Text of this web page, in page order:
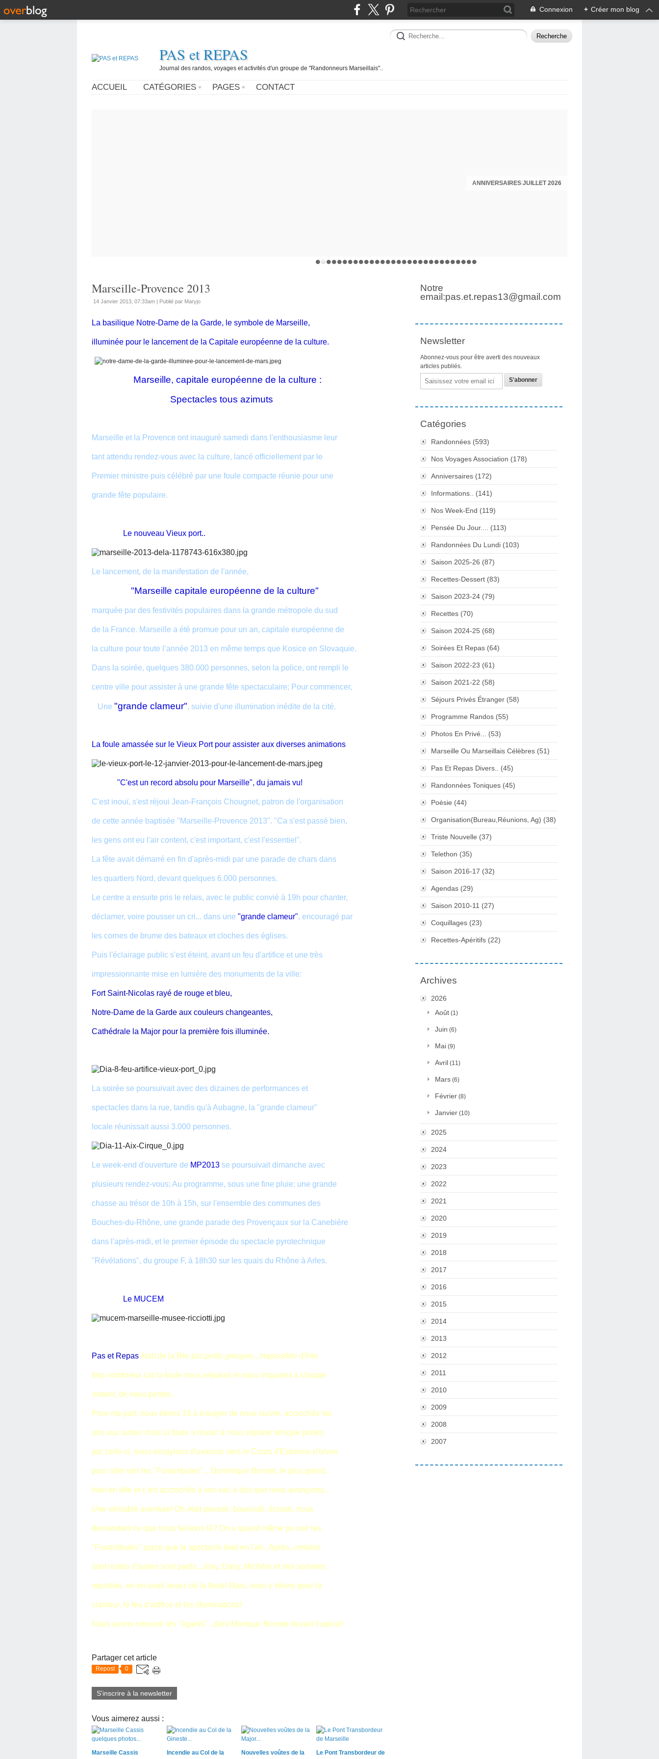
Connexion + Créer mon blog
PAS et REPAS
Journal des randos, voyages et activités d'un groupe de "Randonneurs Marseillais"..
ACCUEIL CATÉGORIES PAGES CONTACT
ANNIVERSAIRES JUILLET 2026
Marseille-Provence 2013
14 Janvier 2013, 07:33am | Publié par Maryjo
La basilique Notre-Dame de la Garde, le symbole de Marseille,
illuminée pour le lancement de la Capitale européenne de la culture.
Marseille, capitale européenne de la culture :
Spectacles tous azimuts
Marseille et la Provence ont inauguré samedi dans l'enthousiasme leur
tant attendu rendez-vous avec la culture, lancé officiellement par le
Premier ministre puis célébré par une foule compacte réunie pour une
grande fête populaire.
Le nouveau Vieux port..
Le lancement, de la manifestation de l'année,
"Marseille capitale européenne de la culture"
marquée par des festivités populaires dans la grande métropole du sud
de la France. Marseille a été promue pour un an, capitale européenne de
la culture pour toute l’année 2013 en même temps que Kosice en Slovaquie.
Dans la soirée, quelques 380.000 personnes, selon la police, ont rempli le
centre ville pour assister à une grande fête spectaculaire; Pour commencer,
Une "grande clameur", suivie d'une illumination inédite de la cité.
La foule amassée sur le Vieux Port pour assister aux diverses animations
"C'est un record absolu pour Marseille", du jamais vu!
C'est inouï, s'est réjoui Jean-François Chougnet, patron de l'organisation
de cette année baptisée "Marseille-Provence 2013". "Ca s'est passé bien,
les gens ont eu l'air content, c'est important, c'est l'essentiel".
La fête avait démarré en fin d'après-midi par une parade de chars dans
les quartiers Nord, devant quelques 6.000 personnes.
Le centre a ensuite pris le relais, avec le public convié à 19h pour chanter,
déclamer, voire pousser un cri... dans une "grande clameur", encouragé par
les cornes de brume des bateaux et cloches des églises.
Puis l'éclairage public s'est éteint, avant un feu d'artifice et une très
impressionnante mise en lumière des monuments de la ville:
Fort Saint-Nicolas rayé de rouge et bleu,
Notre-Dame de la Garde aux couleurs changeantes,
Cathédrale la Major pour la première fois illuminée.
La soirée se poursuivait avec des dizaines de performances et
spectacles dans la rue, tandis qu'à Aubagne, la "grande clameur"
locale réunissait aussi 3.000 personnes.
Le week-end d'ouverture de MP2013 se poursuivait dimanche avec
plusieurs rendez-vous; Au programme, sous une fine pluie: une grande
chasse au trésor de 10h à 15h, sur l'ensemble des communes des
Bouches-du-Rhône, une grande parade des Provençaux sur la Canebière
dans l'après-midi, et le premier épisode du spectacle pyrotechnique
"Révélations", du groupe F, à 18h30 sur les quais du Rhône à Arles.
Le MUCEM
Pas et Repas était de la fête par petits groupes...impossible d'être
trop nombreux car la foule nous séparait et nous risquions à chaque
instant, de nous perdre...
Pour ma part, nous étions 16 à essayer de nous suivre, accrochés les
uns aux autres mais la foule a réussi à nous séparer lorsque portés
par celle-ci, nous essayions d'avancer vers le Cours d'Estienne d'orves
pour aller voir les "Funambules"... Dominique Bonnet, le plus grand,
était en tête et c'est accrochés à son sac à dos que nous avançions...
Une véritable aventure! On était poussé, bousculé, écrasé, nous
demandant ce que nous faisions là? On a quand même pu voir les
"Funambules" parce que le spectacle était en l'air...Après, certains
sont restés d'autres sont partis...Josy, Dany, Michèle et moi sommes
reparties, on en avait assez de la foule! Mais, nous y étions pour la
clameur, le feu d'artifice et les illuminations!
Nous avons retrouvé les "égarés"...dont Monique Bonnet devant l'opéra!!
Partager cet article
Repost 0
S'inscrire à la newsletter
Vous aimerez aussi :
Marseille Cassis
Incendie au Col de la
Nouvelles voûtes de la
Le Pont Transbordeur de
Notre
email:pas.et.repas13@gmail.com
Newsletter
Abonnez-vous pour être averti des nouveaux
articles publiés.
Email
Catégories
Randonnées (593)
Nos Voyages Association (178)
Anniversaires (172)
Informations.. (141)
Nos Week-End (119)
Pensée Du Jour.... (113)
Randonnées Du Lundi (103)
Saison 2025-26 (87)
Recettes-Dessert (83)
Saison 2023-24 (79)
Recettes (70)
Saison 2024-25 (68)
Soirées Et Repas (64)
Saison 2022-23 (61)
Saison 2021-22 (58)
Séjours Privés Étranger (58)
Programme Randos (55)
Photos En Privé... (53)
Marseille Ou Marseillais Célèbres (51)
Pas Et Repas Divers.. (45)
Randonnées Toniques (45)
Poésie (44)
Organisation(Bureau,Réunions, Ag) (38)
Triste Nouvelle (37)
Telethon (35)
Saison 2016-17 (32)
Agendas (29)
Saison 2010-11 (27)
Coquillages (23)
Recettes-Apéritifs (22)
Archives
2026
Août (1)
Juin (6)
Mai (9)
Avril (11)
Mars (6)
Février (8)
Janvier (10)
2025
2024
2023
2022
2021
2020
2019
2018
2017
2016
2015
2014
2013
2012
2011
2010
2009
2008
2007